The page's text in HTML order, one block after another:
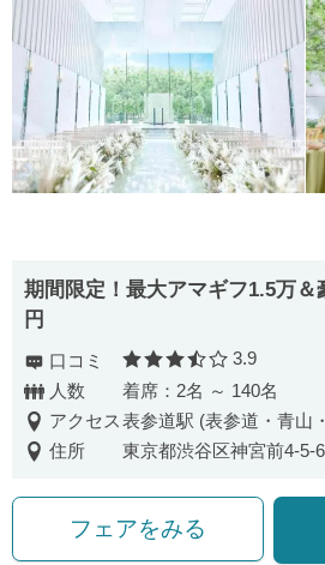
期間限定！最大アマギフ1.5万＆
円
口コミ 口コミ評価
3.9
人数
着席：2名 ～ 140名
アクセス表参道駅 (表参道・青山
住所
東京都渋谷区神宮前4-5-6
フェアをみる